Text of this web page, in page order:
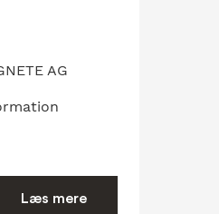
AG
Læs mere